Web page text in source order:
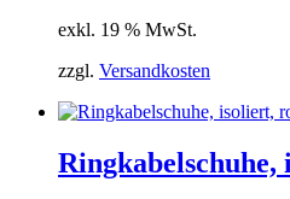
exkl. 19 % MwSt.
zzgl. Versandkosten